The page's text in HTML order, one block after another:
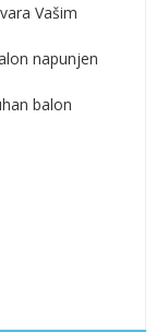
Vašim
napunjen
balon